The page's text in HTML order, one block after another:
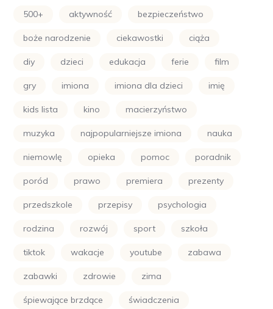
500+ aktywność bezpieczeństwo
boże narodzenie ciekawostki ciąża
diy dzieci edukacja ferie film
gry imiona imiona dla dzieci imię
kids lista kino macierzyństwo
muzyka najpopularniejsze imiona nauka
niemowlę opieka pomoc poradnik
poród prawo premiera prezenty
przedszkole przepisy psychologia
rodzina rozwój sport szkoła
tiktok wakacje youtube zabawa
zabawki zdrowie zima
śpiewające brzdące świadczenia